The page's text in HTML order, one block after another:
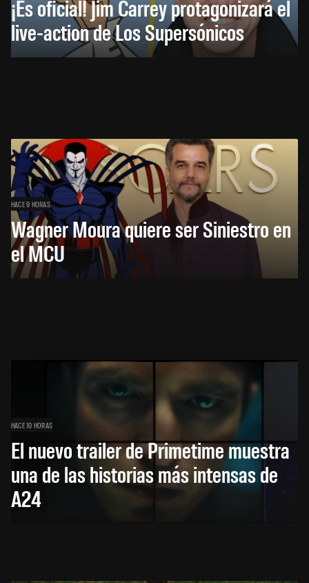
¡Es oficial! Jim Carrey protagonizará el
live-action de Los Supersónicos
HACE 9 HORAS
Wagner Moura quiere ser Siniestro en
el MCU
HACE 10 HORAS
El nuevo trailer de Primetime muestra
una de las historias más intensas de
A24